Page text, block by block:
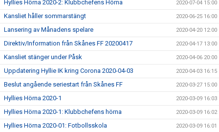
Hyllies Hörna 2020-2: Klubbchefens Hörna 2020-07-04 15:00
Kansliet håller sommarstängt 2020-06-25 16:00
Lansering av Månadens spelare 2020-04-20 12:00
Direktiv/Information från Skånes FF 20200417 2020-04-17 13:00
Kansliet stänger under Påsk 2020-04-06 20:00
Uppdatering Hyllie IK kring Corona 2020-04-03 2020-04-03 16:15
Beslut angående seriestart från Skånes FF 2020-03-27 15:00
Hyllies Hörna 2020-1 2020-03-09 16:03
Hyllies Hörna 2020-1: Klubbchefens hörna 2020-03-09 16:02
Hyllies Hörna 2020-01: Fotbollsskola 2020-03-09 16:01